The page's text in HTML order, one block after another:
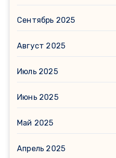
Сентябрь 2025
Август 2025
Июль 2025
Июнь 2025
Май 2025
Апрель 2025